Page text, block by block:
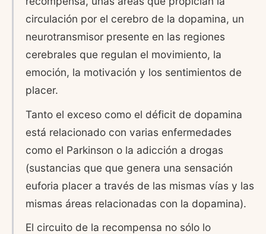
circulación por el cerebro de la dopamina, un
neurotransmisor presente en las regiones
cerebrales que regulan el movimiento, la
emoción, la motivación y los sentimientos de
placer.
Tanto el exceso como el déficit de dopamina
está relacionado con varias enfermedades
como el Parkinson o la adicción a drogas
(sustancias que que genera una sensación
euforia placer a través de las mismas vías y las
mismas áreas relacionadas con la dopamina).
El circuito de la recompensa no sólo lo